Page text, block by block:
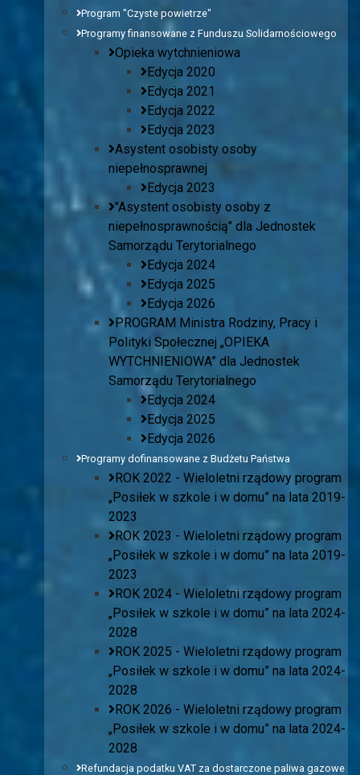
Program "Czyste powietrze"
Programy finansowane z Funduszu Solidarnościowego
Opieka wytchnieniowa
Edycja 2020
Edycja 2021
Edycja 2022
Edycja 2023
Asystent osobisty osoby
niepełnosprawnej
Edycja 2023
"Asystent osobisty osoby z
niepełnosprawnością" dla Jednostek
Samorządu Terytorialnego
Edycja 2024
Edycja 2025
Edycja 2026
PROGRAM Ministra Rodziny, Pracy i
Polityki Społecznej „OPIEKA
WYTCHNIENIOWA” dla Jednostek
Samorządu Terytorialnego
Edycja 2024
Edycja 2025
Edycja 2026
Programy dofinansowane z Budżetu Państwa
ROK 2022 - Wieloletni rządowy program
„Posiłek w szkole i w domu” na lata 2019-
2023
ROK 2023 - Wieloletni rządowy program
„Posiłek w szkole i w domu” na lata 2019-
2023
ROK 2024 - Wieloletni rządowy program
„Posiłek w szkole i w domu” na lata 2024-
2028
ROK 2025 - Wieloletni rządowy program
„Posiłek w szkole i w domu” na lata 2024-
2028
ROK 2026 - Wieloletni rządowy program
„Posiłek w szkole i w domu” na lata 2024-
2028
Refundacja podatku VAT za dostarczone paliwa gazowe